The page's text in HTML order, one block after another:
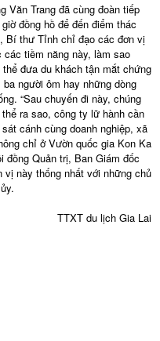
Văn Trang đã cùng đoàn tiếp
đồng hồ để đến điểm thác
Bí thư Tỉnh chỉ đạo các đơn vị
tiềm năng này, làm sao
đưa du khách tận mắt chứng
người ôm hay những dòng
“Sau chuyến đi này, chúng
ra sao, công ty lữ hành cần
cánh cùng doanh nghiệp, xã
chỉ ở Vườn quốc gia Kon Ka
đồng Quản trị, Ban Giám đốc
vị này thống nhất với những chủ
TTXT du lịch Gia Lai